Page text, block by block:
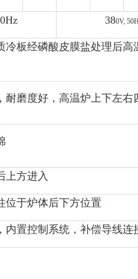
380V,
冷板经磷酸皮膜盐处理后高
耐磨度好，高温炉上下左右
上方进入
位于炉体后下方位置
内置控制系统，补偿导线连